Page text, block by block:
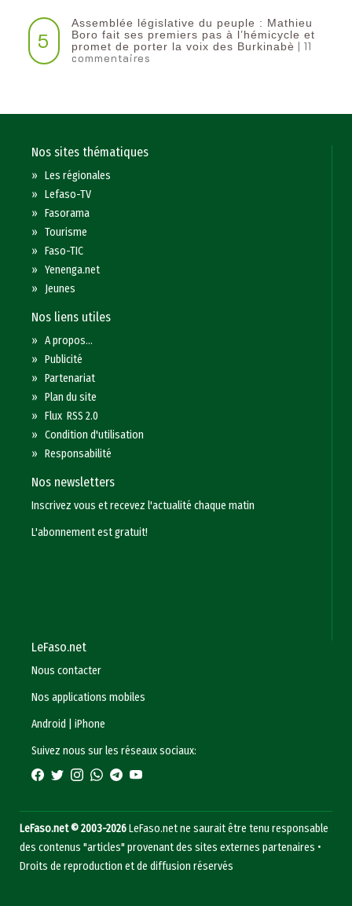
5
Assemblée législative du peuple : Mathieu
Boro fait ses premiers pas à l’hémicycle et
promet de porter la voix des Burkinabè | 11
commentaires
Nos sites thématiques
»Les régionales
»Lefaso-TV
»Fasorama
»Tourisme
»Faso-TIC
»Yenenga.net
» Jeunes
Nos liens utiles
»A propos...
»Publicité
»Partenariat
»Plan du site
»Flux RSS 2.0
»Condition d'utilisation
»Responsabilité
Nos newsletters
Inscrivez vous et recevez l'actualité chaque matin
L'abonnement est gratuit!
LeFaso.net
Nous contacter
Nos applications mobiles
Android
|iPhone
Suivez nous sur les réseaux sociaux:
LeFaso.net © 2003-2026LeFaso.net ne saurait être tenu responsable
des contenus "articles" provenant des sites externes partenaires •
Droits de reproduction et de diffusion réservés